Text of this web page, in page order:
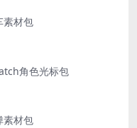
素材包
角色光标包
素材包